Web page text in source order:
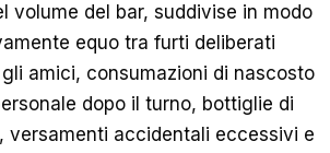
volume del bar, suddivise in modo
equo tra furti deliberati
amici, consumazioni di nascosto
dopo il turno, bottiglie di
versamenti accidentali eccessivi e